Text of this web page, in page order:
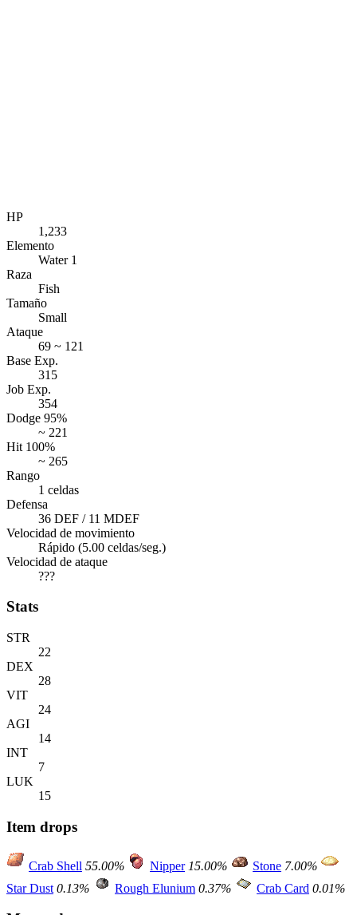
HP
1,233
Elemento
Water 1
Raza
Fish
Tamaño
Small
Ataque
69 ~ 121
Base Exp.
315
Job Exp.
354
Dodge 95%
~ 221
Hit 100%
~ 265
Rango
1 celdas
Defensa
36 DEF / 11 MDEF
Velocidad de movimiento
Rápido (5.00 celdas/seg.)
Velocidad de ataque
???
Stats
STR
22
DEX
28
VIT
24
AGI
14
INT
7
LUK
15
Item drops
Crab Shell 55.00% Nipper 15.00% Stone 7.00%
Star Dust 0.13% Rough Elunium 0.37% Crab Card 0.01%